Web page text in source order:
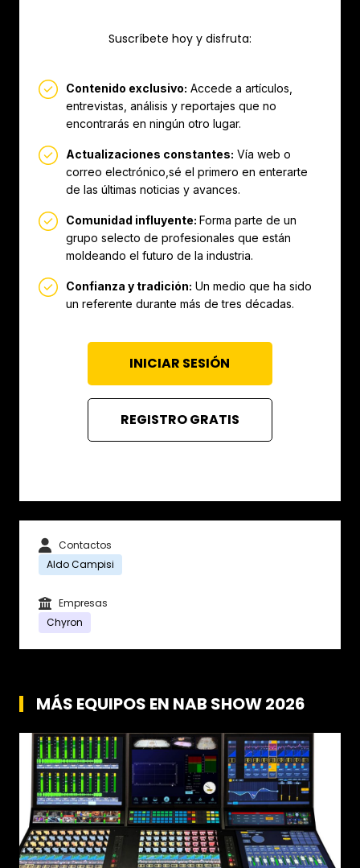
Suscríbete hoy y disfruta:
Contenido exclusivo: Accede a artículos,
entrevistas, análisis y reportajes que no
encontrarás en ningún otro lugar.
Actualizaciones constantes: Vía web o
correo electrónico,sé el primero en enterarte
de las últimas noticias y avances.
Comunidad influyente: Forma parte de un
grupo selecto de profesionales que están
moldeando el futuro de la industria.
Confianza y tradición: Un medio que ha sido
un referente durante más de tres décadas.
INICIAR SESIÓN
REGISTRO GRATIS
Contactos
Aldo Campisi
Empresas
Chyron
MÁS EQUIPOS EN NAB SHOW 2026